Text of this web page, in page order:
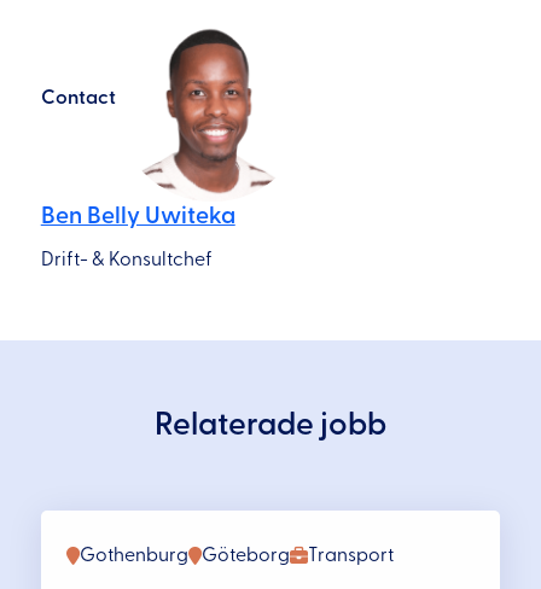
Contact
Ben Belly Uwiteka
Drift- & Konsultchef
Relaterade jobb
Transport
Gothenburg Göteborg